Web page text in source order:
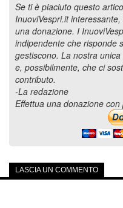
Se ti è piaciuto questo
InuoviVespri.it
una donazione. I
indipendente che risponde
gestiscono. La nostra
e, possibilmente, che ci
contributo.
-La redazione
Effettua una donazione con
LASCIA UN COMMENTO